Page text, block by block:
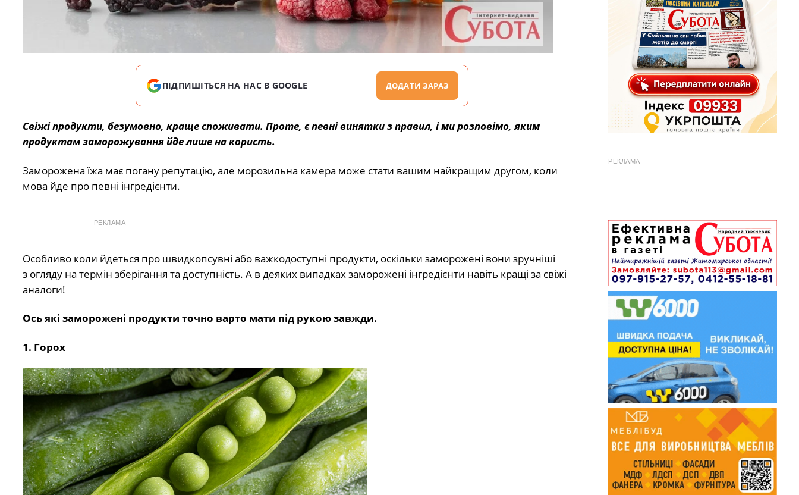
ПІДПИШІТЬСЯ НА НАС В GOOGLE ДОДАТИ ЗАРАЗ
Свіжі продукти, безумовно, краще споживати. Проте, є певні винятки з правил, і ми розповімо, яким
продуктам заморожування йде лише на користь.
Заморожена їжа має погану репутацію, але морозильна камера може стати вашим найкращим другом, коли
мова йде про певні інгредієнти.
РЕКЛАМА
Особливо коли йдеться про швидкопсувні або важкодоступні продукти, оскільки заморожені вони зручніші
з огляду на термін зберігання та доступність. А в деяких випадках заморожені інгредієнти навіть кращі за свіжі
аналоги!
Ось які заморожені продукти точно варто мати під рукою завжди.
1. Горох
РЕКЛАМА